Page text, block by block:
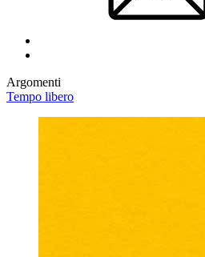
Argomenti
Tempo libero